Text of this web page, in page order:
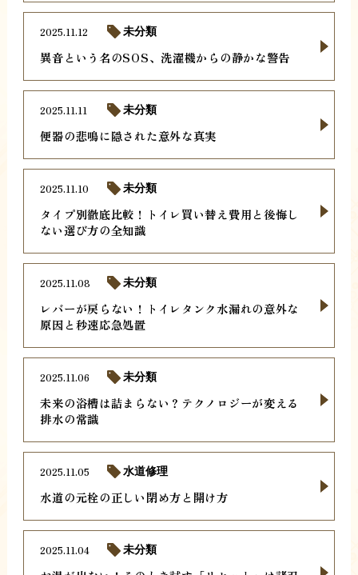
異音という名のSOS、洗濯機からの静かな警告
2025.11.12 未分類
便器の悲鳴に隠された意外な真実
2025.11.11 未分類
タイプ別徹底比較！トイレ買い替え費用と後悔し
ない選び方の全知識
2025.11.10 未分類
レバーが戻らない！トイレタンク水漏れの意外な
原因と秒速応急処置
2025.11.08 未分類
未来の浴槽は詰まらない？テクノロジーが変える
排水の常識
2025.11.06 未分類
水道の元栓の正しい閉め方と開け方
2025.11.05 水道修理
2025.11.04 未分類